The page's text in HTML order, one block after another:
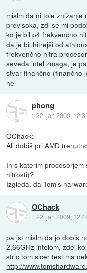
mislm da ni tole
previsoka, zdi se mi
ko je bil p4 frekvenčno
da je bil hitrejši od
frekvenčno hitra
seveda intel zmaga, je
stvar finančno (finančno
ne
phong
::22. jan 2009,
OChack:
Ali dobiš pri AMD
In s katerim
hitrosti)?
Izgleda, da Tom's
OChack
::22. jan 2009,
pa jst mislm da jo dobiš
2,66GHz intelom, zdej
stric tom sicer test ma
http://